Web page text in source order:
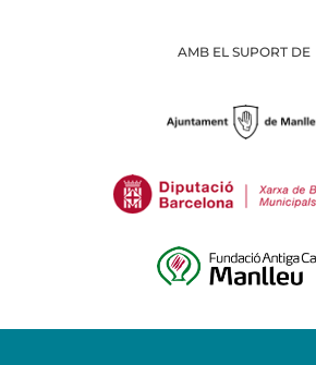
AMB EL SUPORT DE